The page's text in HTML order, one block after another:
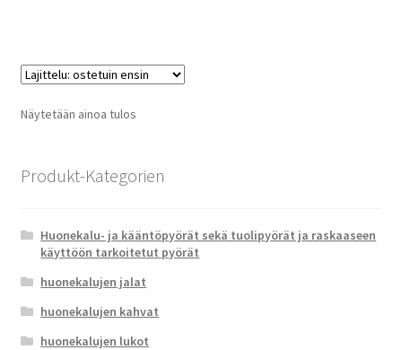
Näytetään ainoa tulos
Produkt-Kategorien
Huonekalu- ja kääntöpyörät sekä tuolipyörät ja raskaaseen
käyttöön tarkoitetut pyörät
huonekalujen jalat
huonekalujen kahvat
huonekalujen lukot